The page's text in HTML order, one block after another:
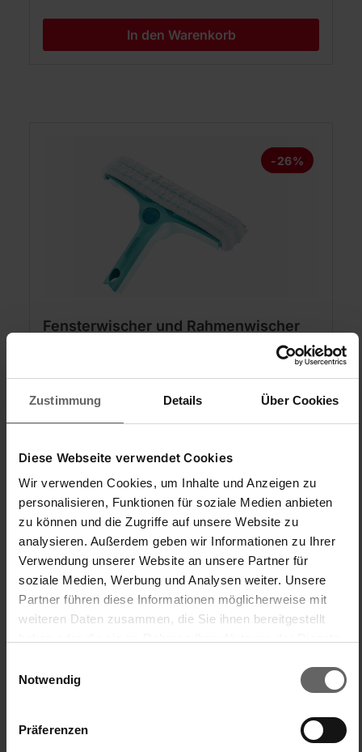
Zustimmung Details Über Cookies
Diese Webseite verwendet Cookies
Wir verwenden Cookies, um Inhalte und Anzeigen zu
personalisieren, Funktionen für soziale Medien anbieten
zu können und die Zugriffe auf unsere Website zu
analysieren. Außerdem geben wir Informationen zu Ihrer
Verwendung unserer Website an unsere Partner für
soziale Medien, Werbung und Analysen weiter. Unsere
Partner führen diese Informationen möglicherweise mit
weiteren Daten zusammen, die Sie ihnen bereitgestellt
Cookies, wenn Sie unsere Webseite weiterhin nutzen.
Notwendig
Präferenzen
In den Warenkorb
-26%
Fensterwischer und Rahmenwischer
Reinigt Scheiben, Ecken und Rahmen
Wischbreite 32 cm
Gummilippe austauschbar
In den Warenkorb